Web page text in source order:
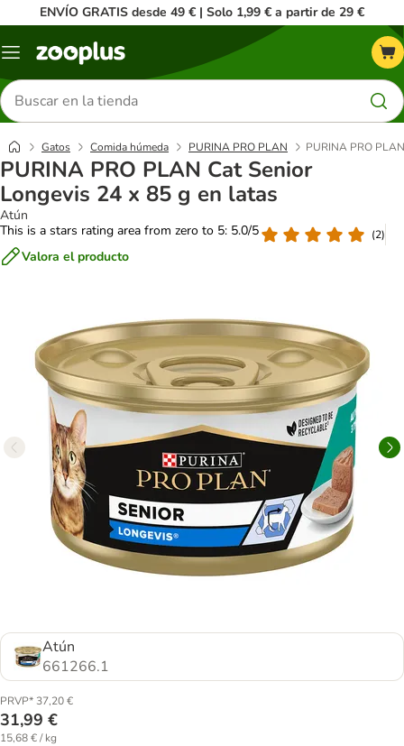
ENVÍO GRATIS desde 49 € | Solo 1,99 € a partir de 29 €
Menú
Buscar
productos
Gatos Comida húmeda PURINA PRO PLAN PURINA PRO
PURINA PRO PLAN Cat Senior
Longevis 24 x 85 g en latas
Atún
This is a stars rating area from zero to 5: 5.0/5
(2)
Valora el producto
Atún
661266.1
PRVP* 37,20 €
31,99 €
15,68 € / kg